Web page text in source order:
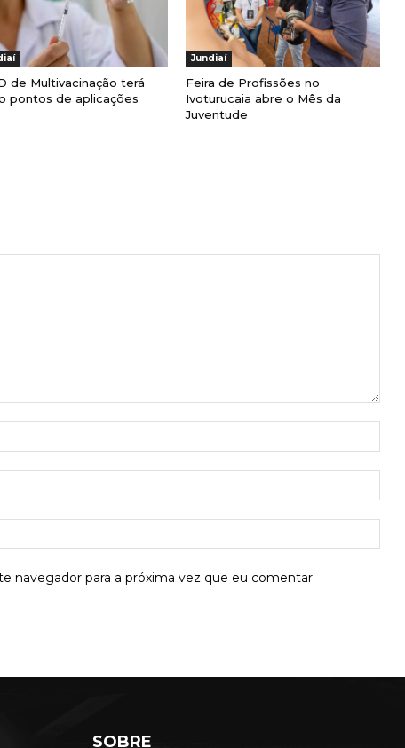
de Multivacinação terá
pontos de aplicações
Jundiaí
Feira de Profissões no
Ivoturucaia abre o Mês da
Juventude
mail:*
navegador para a próxima vez que eu comentar.
SOBRE